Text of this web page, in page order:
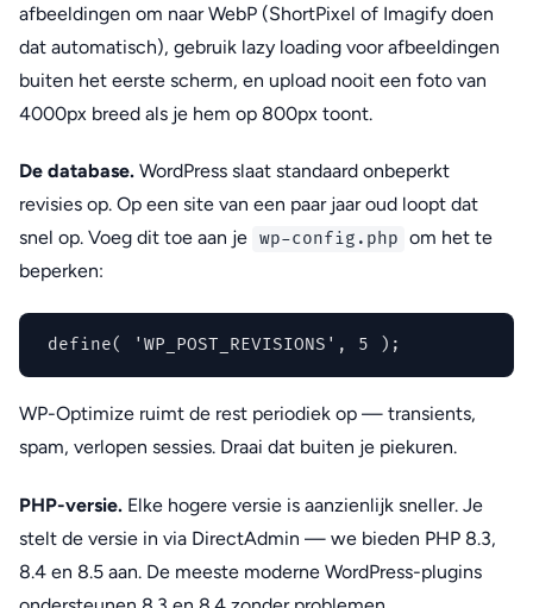
afbeeldingen om naar WebP (ShortPixel of Imagify doen
dat automatisch), gebruik lazy loading voor afbeeldingen
buiten het eerste scherm, en upload nooit een foto van
4000px breed als je hem op 800px toont.
De database. WordPress slaat standaard onbeperkt
revisies op. Op een site van een paar jaar oud loopt dat
snel op. Voeg dit toe aan je wp-config.php om het te
beperken:
define( 'WP_POST_REVISIONS', 5 );
WP-Optimize ruimt de rest periodiek op — transients,
spam, verlopen sessies. Draai dat buiten je piekuren.
PHP-versie. Elke hogere versie is aanzienlijk sneller. Je
stelt de versie in via DirectAdmin — we bieden PHP 8.3,
8.4 en 8.5 aan. De meeste moderne WordPress-plugins